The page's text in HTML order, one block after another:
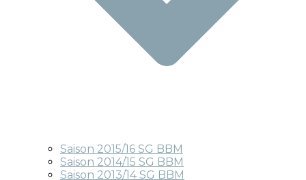
Saison 2015/16 SG BBM
Saison 2014/15 SG BBM
Saison 2013/14 SG BBM